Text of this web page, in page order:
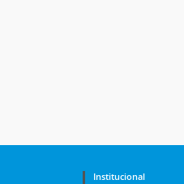
Institucional